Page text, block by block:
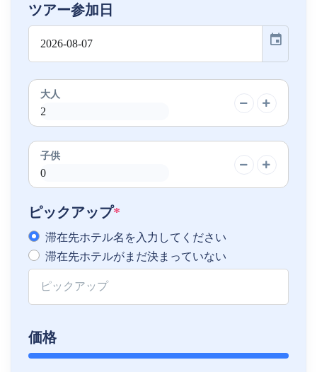
ツアー参加日
event
大人
子供
ピックアップ*
滞在先ホテル名を入力してください
滞在先ホテルがまだ決まっていない
価格